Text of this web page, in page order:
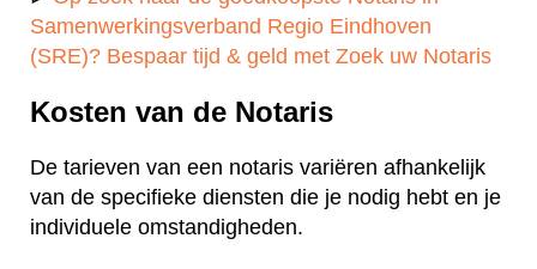
Samenwerkingsverband Regio Eindhoven
(SRE)? Bespaar tijd & geld met Zoek uw Notaris
Kosten van de Notaris
De tarieven van een notaris variëren afhankelijk
van de specifieke diensten die je nodig hebt en je
individuele omstandigheden.